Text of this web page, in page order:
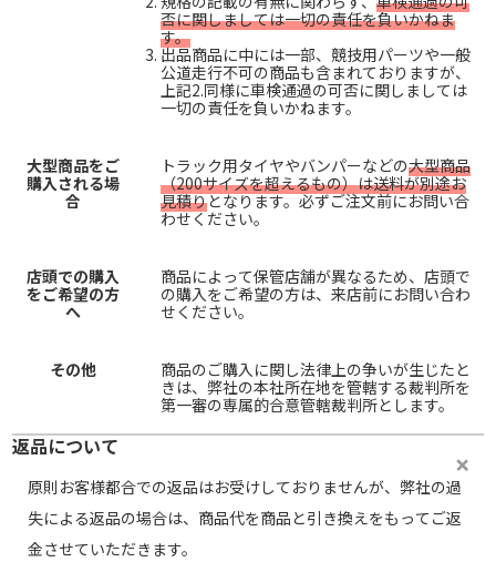
否に関しましては一切の責任を負いかねま
す。
出品商品に中には一部、競技用パーツや一般
公道走行不可の商品も含まれておりますが、
上記2.同様に車検通過の可否に関しましては
一切の責任を負いかねます。
大型商品をご
購入される場
合
トラック用タイヤやバンパーなどの大型商品
（200サイズを超えるもの）は送料が別途お
見積りとなります。必ずご注文前にお問い合
わせください。
店頭での購入
をご希望の方
へ
商品によって保管店舗が異なるため、店頭で
の購入をご希望の方は、来店前にお問い合わ
せください。
その他
商品のご購入に関し法律上の争いが生じたと
きは、弊社の本社所在地を管轄する裁判所を
第一審の専属的合意管轄裁判所とします。
返品について
原則お客様都合での返品はお受けしておりませんが、弊社の過
失による返品の場合は、商品代を商品と引き換えをもってご返
金させていただきます。